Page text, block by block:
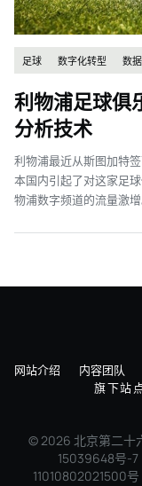
足球 数字化转型 数
利物浦足球俱
分析技术
利物浦最近从斯图加特
本国内引起了对这家足
物浦数字频道的流量激增
网站介绍 内容团队
旗下站
© 2026 北京第二十
15039648号-7
11010802021500